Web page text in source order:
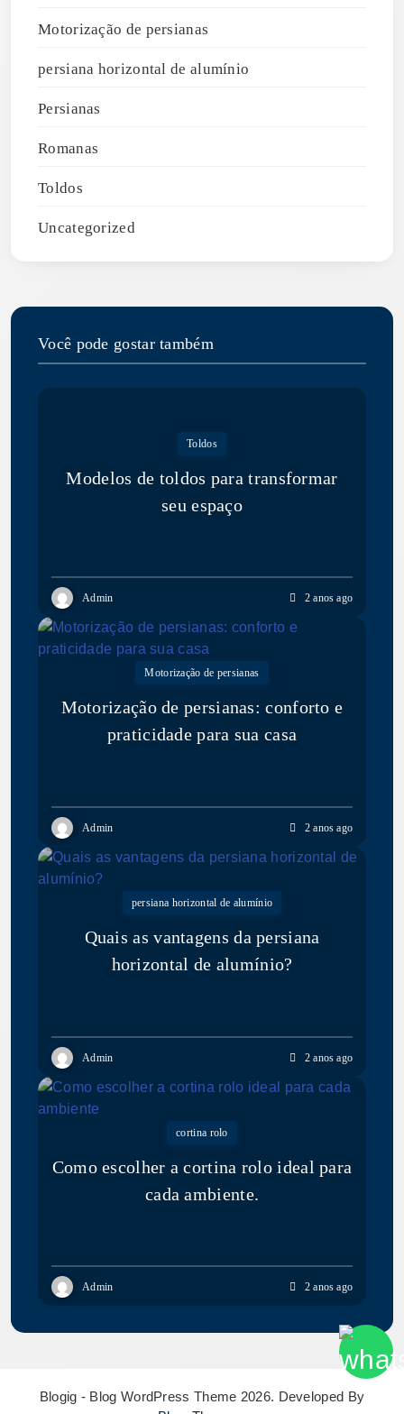
Motorização de persianas
persiana horizontal de alumínio
Persianas
Romanas
Toldos
Uncategorized
Você pode gostar também
Toldos
Modelos de toldos para transformar
seu espaço
Admin 2 anos ago
Motorização de persianas
Motorização de persianas: conforto e
praticidade para sua casa
Admin 2 anos ago
persiana horizontal de alumínio
Quais as vantagens da persiana
horizontal de alumínio?
Admin 2 anos ago
cortina rolo
Como escolher a cortina rolo ideal para
cada ambiente.
Admin 2 anos ago
Blogig - Blog WordPress Theme 2026. Developed By